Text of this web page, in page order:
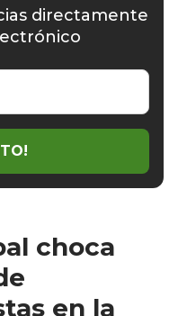
directamente
choca
en la